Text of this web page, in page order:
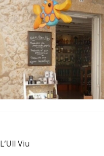
L’Ull Viu